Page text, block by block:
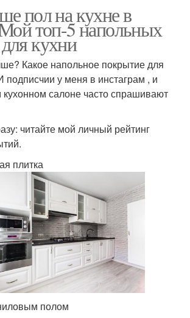
пол на кухне в
топ-5 напольных
кухни
Какое напольное покрытие для
подписчии у меня в инстаграм , и
кухонном салоне часто спрашивают
читайте мой личный рейтинг
плитка
полом